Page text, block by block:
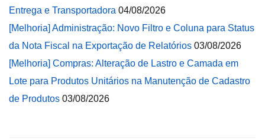
Entrega e Transportadora 04/08/2026
[Melhoria] Administração: Novo Filtro e Coluna para Status
da Nota Fiscal na Exportação de Relatórios 03/08/2026
[Melhoria] Compras: Alteração de Lastro e Camada em
Lote para Produtos Unitários na Manutenção de Cadastro
de Produtos 03/08/2026